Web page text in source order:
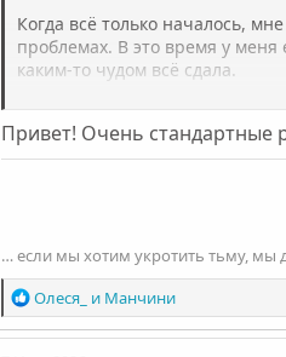
Когда всё только началось,
проблемах. В это время у
каким-то чудом всё сдала.
Сначала мы употребляли
честно, особо не нравилось
когда то был в системе
Всё это длилось чуть больше
Привет! Очень стандартные
… если мы хотим укротить тьму, мы
Р
е
а
Олеся_ и Манчини